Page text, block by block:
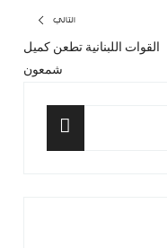
التالي
القوات اللبنانية تطعن كميل
شمعون